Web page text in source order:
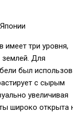
три уровня,
Для
был
с сырым
увеличивая
широко открыта